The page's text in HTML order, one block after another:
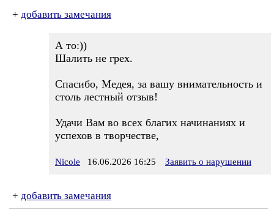
+ добавить замечания
А то:))
Шалить не грех.
Спасибо, Медея, за вашу внимательность и
столь лестный отзыв!
Удачи Вам во всех благих начинаниях и
успехов в творчестве,
Nicole 16.06.2026 16:25 Заявить о нарушении
+ добавить замечания